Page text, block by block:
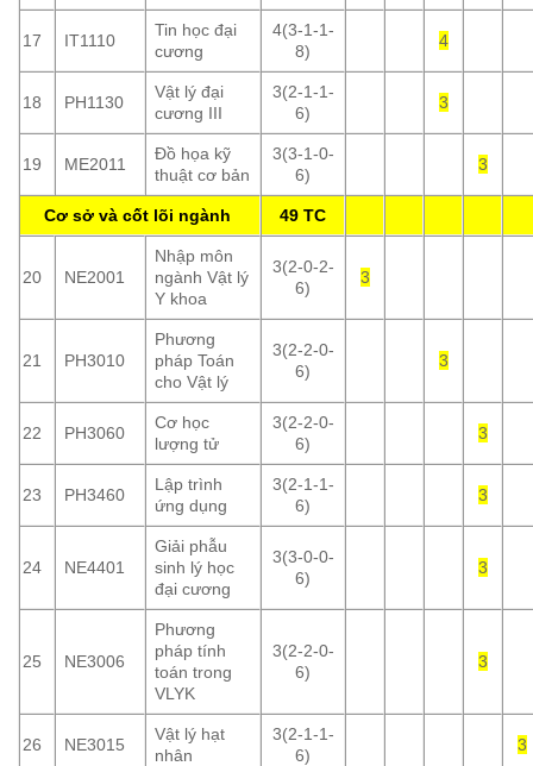
17 IT1110
Tin học đại
cương
4(3-1-1-
8)
4
18 PH1130
Vật lý đại
cương III
3(2-1-1-
6)
3
19 ME2011
Đồ họa kỹ
thuật cơ bản
3(3-1-0-
6)
3
Cơ sở và cốt lõi ngành 49 TC
20 NE2001
Nhập môn
ngành Vật lý
Y khoa
3(2-0-2-
6)
3
21 PH3010
Phương
pháp Toán
cho Vật lý
3(2-2-0-
6)
3
22 PH3060
Cơ học
lượng tử
3(2-2-0-
6)
3
23 PH3460
Lập trình
ứng dụng
3(2-1-1-
6)
3
24 NE4401
Giải phẫu
sinh lý học
đại cương
3(3-0-0-
6)
3
25 NE3006
Phương
pháp tính
toán trong
VLYK
3(2-2-0-
6)
3
26 NE3015
Vật lý hạt
nhân
3(2-1-1-
6)
3